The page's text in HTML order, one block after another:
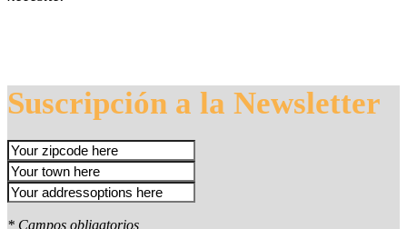
Suscripción a la Newsletter
* Campos obligatorios